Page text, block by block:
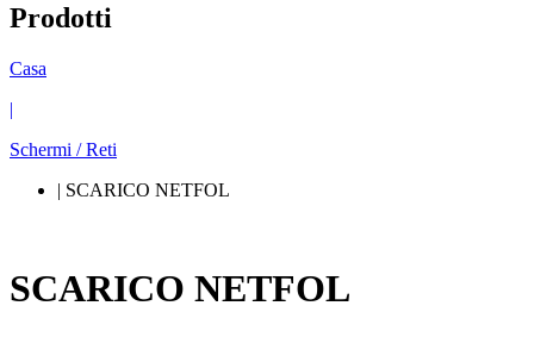
Prodotti
Casa
|
Schermi / Reti
| SCARICO NETFOL
SCARICO NETFOL